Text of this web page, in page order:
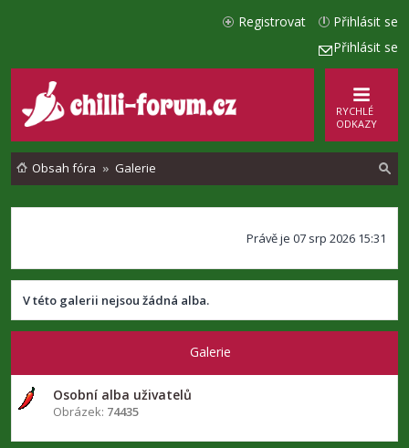
Přihlásit se
Přihlásit se
Registrovat
RYCHLÉ
ODKAZY
Obsah fóra Galerie
d
t
Právě je 07 srp 2026 15:31
V této galerii nejsou žádná alba.
Galerie
Osobní alba uživatelů
Obrázek: 74435